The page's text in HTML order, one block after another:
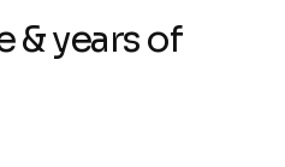
& years of